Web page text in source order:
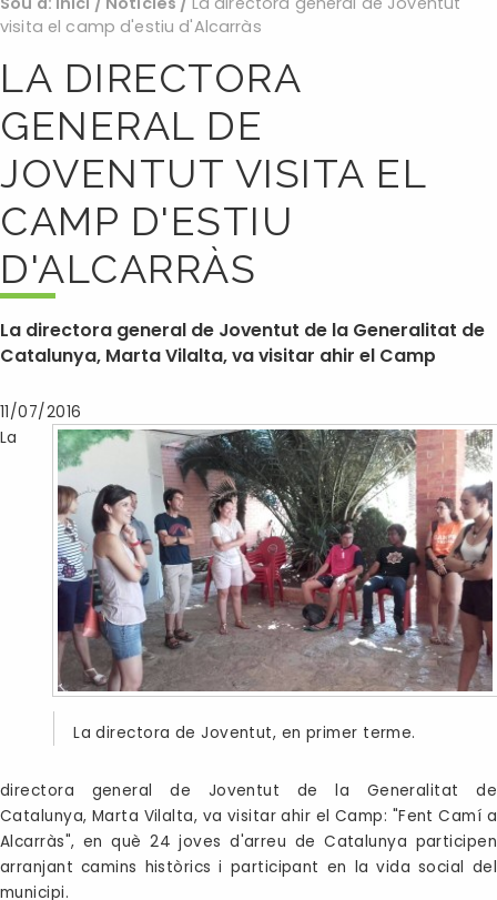
visita el camp d'estiu d'Alcarràs
LA DIRECTORA
GENERAL DE
JOVENTUT VISITA EL
CAMP D'ESTIU
D'ALCARRÀS
La directora general de Joventut de la Generalitat de
Catalunya, Marta Vilalta, va visitar ahir el Camp
11/07/2016
La directora de Joventut, en primer terme.
La
directora general de Joventut de la Generalitat de
Catalunya, Marta Vilalta, va visitar ahir el Camp: "Fent Camí a
Alcarràs", en què 24 joves d'arreu de Catalunya participen
arranjant camins històrics i participant en la vida social del
municipi.